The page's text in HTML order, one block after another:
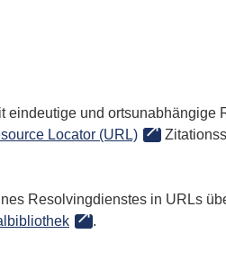
eindeutige und ortsunabhängige
Locator (URL)
Resolvingdienstes in URLs
.